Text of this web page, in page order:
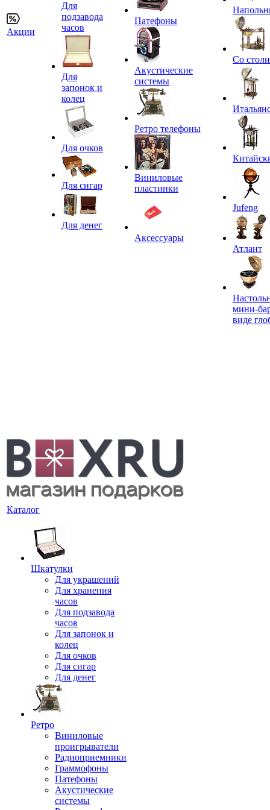
Акции
Для
подзавода
часов
Для
запонок и
колец
Для очков
Для сигар
Для денег
Патефоны
Акустические
системы
Ретро телефоны
Виниловые
пластинки
Аксессуары
Со
Jufeng
Атлант
мини-
виде
Каталог
Шкатулки
Для украшений
Для хранения
часов
Для подзавода
часов
Для запонок и
колец
Для очков
Для сигар
Для денег
Ретро
Виниловые
проигрыватели
Радиоприемники
Граммофоны
Патефоны
Акустические
системы